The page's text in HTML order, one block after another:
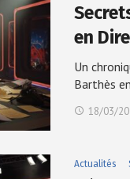
en
Un
Barthès
18/03/
Actualités